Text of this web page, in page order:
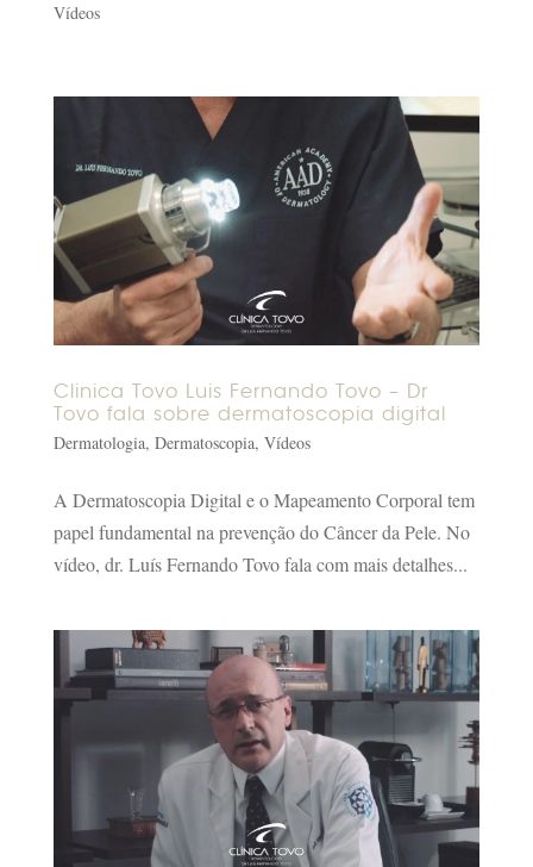
Vídeos
Clinica Tovo Luis Fernando Tovo – Dr
Tovo fala sobre dermatoscopia digital
Dermatologia, Dermatoscopia, Vídeos
A Dermatoscopia Digital e o Mapeamento Corporal tem
papel fundamental na prevenção do Câncer da Pele. No
vídeo, dr. Luís Fernando Tovo fala com mais detalhes...